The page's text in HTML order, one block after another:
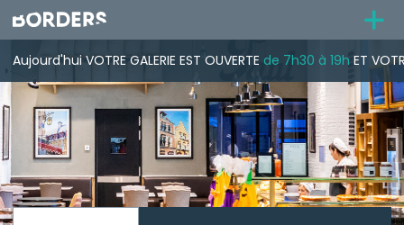
Aujourd'hui VOTRE GALERIE EST OUVERTE de 7h30 à 19h ET